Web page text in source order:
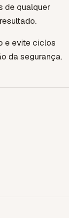
de qualquer
e evite ciclos
da segurança.